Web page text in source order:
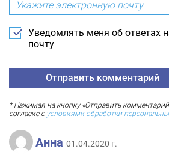
Уведомлять меня об ответах
почту
* Нажимая на кнопку «Отправить
согласие с условиями обработки
Анна 01.04.2020 г.